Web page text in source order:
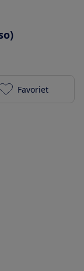
illy X7.1 -
Favoriet